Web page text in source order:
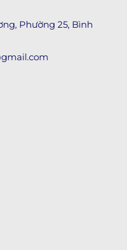
Phường 25, Bình